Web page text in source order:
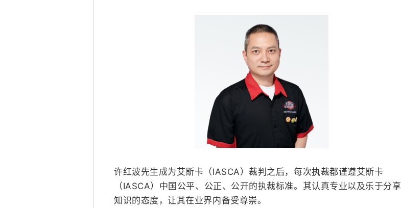
许红波先生成为艾斯卡（IASCA）裁判之后，每次执裁都谨遵艾斯卡
（IASCA）中国公平、公正、公开的执裁标准。其认真专业以及乐于分享
知识的态度，让其在业界内备受尊崇。